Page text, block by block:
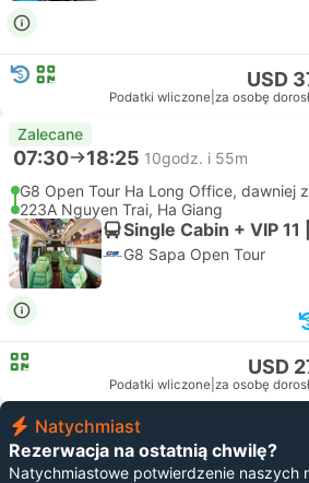
USD
Podatki wliczone za osobę
Zalecane
07:30 18:25 10godz. i 55m
G8 Open Tour Ha Long Office, dawniej
223A Nguyen Trai, Ha Giang
Single Cabin + VIP
G8 Sapa Open Tour
USD
Podatki wliczone za osobę
Natychmiast
Rezerwacja na ostatnią chwilę?
Natychmiastowe potwierdzenie naszych